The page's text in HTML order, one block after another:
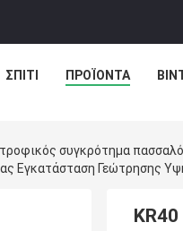
ΣΠΊΤΙ ΠΡΟΪΌΝΤΑ
συγκρότημα
Εγκατάσταση Γεώτρησης